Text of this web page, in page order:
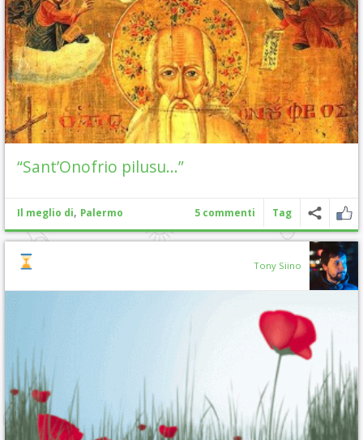
“Sant’Onofrio pilusu…”
Il meglio di, Palermo 5 commenti Tag
Tony Siino